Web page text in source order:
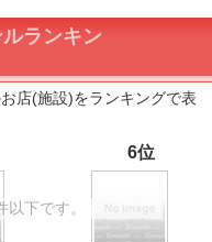
ランキン
店(施設)をランキングで表
6位
下です。